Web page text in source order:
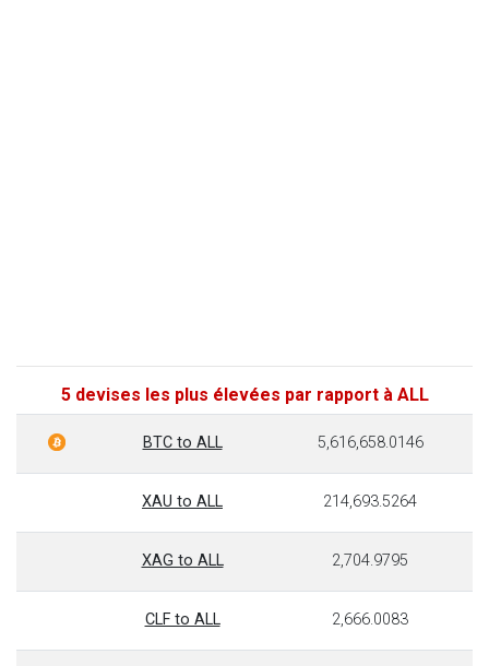
5 devises les plus élevées par rapport à ALL
BTC to ALL 5,616,658.0146
XAU to ALL 214,693.5264
XAG to ALL 2,704.9795
CLF to ALL 2,666.0083